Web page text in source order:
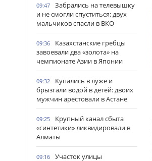
09:47
Забрались на телевышку
и не смогли спуститься: двух
мальчиков спасли в ВКО
09:36
Казахстанские гребцы
завоевали два «золота» на
чемпионате Азии в Японии
09:32
Купались в луже и
брызгали водой в детей: двоих
мужчин арестовали в Астане
09:25
Крупный канал сбыта
«синтетики» ликвидировали в
Алматы
09:16 Участок улицы